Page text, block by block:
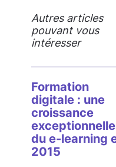
Autres articles
pouvant vous
intéresser
Formation
digitale : une
croissance
exceptionnelle
du e-learning
2015